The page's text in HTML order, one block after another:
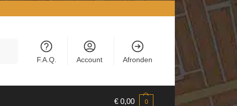
F.A.Q. Account Afronden
€ 0,00 0